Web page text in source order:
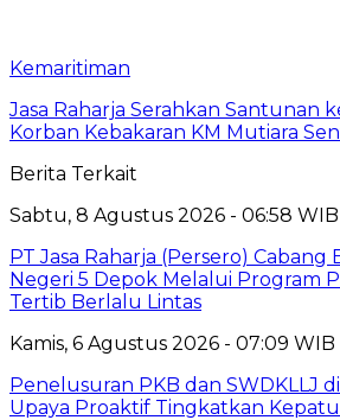
Kemaritiman
Jasa Raharja Serahkan Santunan
Korban Kebakaran KM Mutiara
Berita Terkait
Sabtu, 8 Agustus 2026 - 06:58 WIB
PT Jasa Raharja (Persero) Cabang
Negeri 5 Depok Melalui Program
Tertib Berlalu Lintas
Kamis, 6 Agustus 2026 - 07:09 WIB
Penelusuran PKB dan SWDKLLJ
Upaya Proaktif Tingkatkan